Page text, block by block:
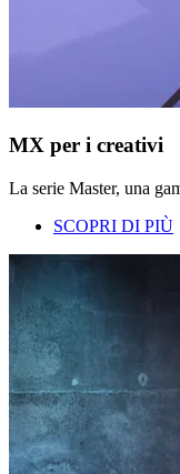
MX per i creativi
La serie Master, una
SCOPRI DI PIÙ